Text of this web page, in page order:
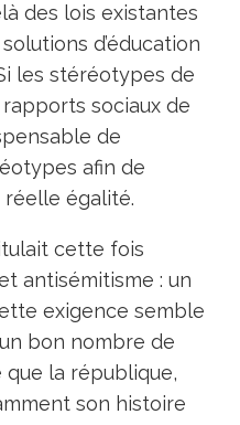
des lois existantes
d’éducation
les stéréotypes de
sociaux de
de
afin de
égalité.
cette fois
antisémitisme : un
exigence semble
bon nombre de
la république,
son histoire